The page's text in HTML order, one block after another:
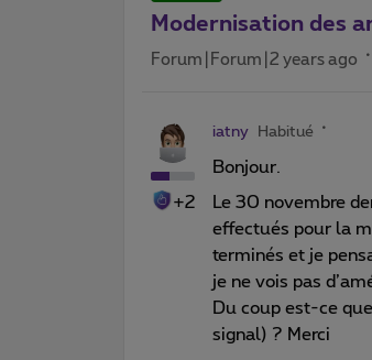
Modernisation des
Forum|Forum|2 years ago
+2
iatny Habitué
Bonjour.
Le 30 novembre
effectués pour la
terminés et je
je ne vois pas
Du coup est-ce
signal) ? Merci